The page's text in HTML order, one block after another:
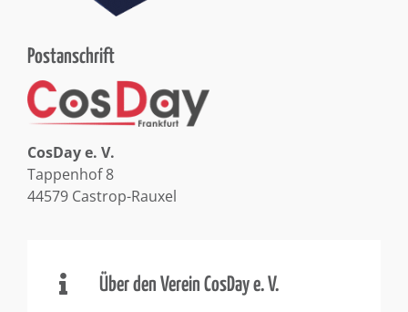
Postanschrift
CosDay e. V.
Tappenhof 8
44579 Castrop-Rauxel
Über den Verein CosDay e. V.